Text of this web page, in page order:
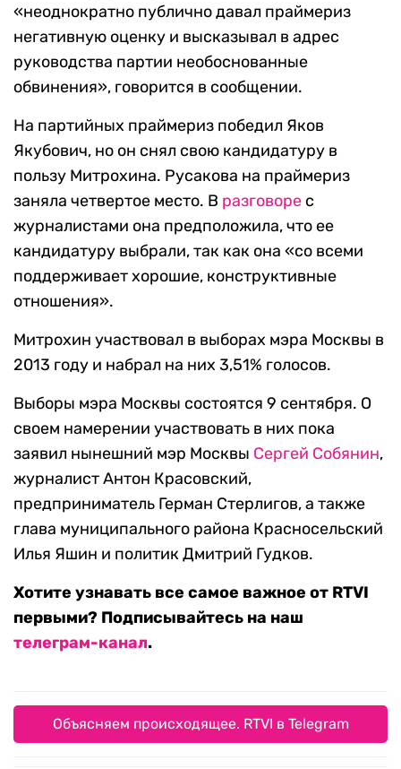
«неоднократно публично давал праймериз
негативную оценку и высказывал в адрес
руководства партии необоснованные
обвинения», говорится в сообщении.
На партийных праймериз победил Яков
Якубович, но он снял свою кандидатуру в
пользу Митрохина. Русакова на праймериз
заняла четвертое место. В разговоре с
журналистами она предположила, что ее
кандидатуру выбрали, так как она «со всеми
поддерживает хорошие, конструктивные
отношения».
Митрохин участвовал в выборах мэра Москвы в
2013 году и набрал на них 3,51% голосов.
Выборы мэра Москвы состоятся 9 сентября. О
своем намерении участвовать в них пока
заявил нынешний мэр Москвы Сергей Собянин,
журналист Антон Красовский,
предприниматель Герман Стерлигов, а также
глава муниципального района Красносельский
Илья Яшин и политик Дмитрий Гудков.
Хотите узнавать все самое важное от RTVI
первыми? Подписывайтесь на наш
телеграм-канал.
Объясняем происходящее. RTVI в Telegram